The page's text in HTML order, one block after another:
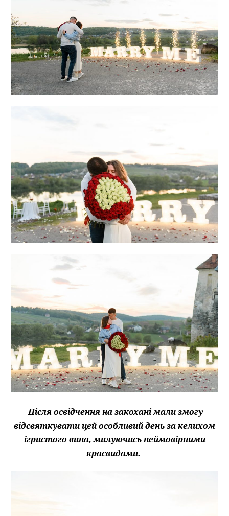
Після освідчення на закохані мали змогу
відсвяткувати цей особливий день за келихом
ігристого вина, милуючись неймовірними
краєвидами.